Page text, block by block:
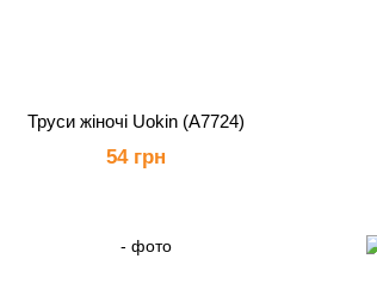
Труси жіночі Uokin (А7724)
54 грн